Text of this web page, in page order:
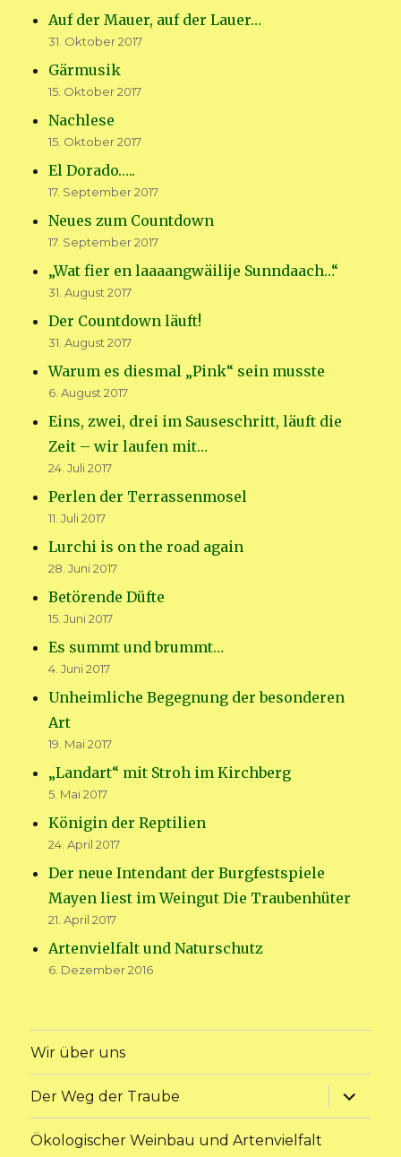
Auf der Mauer, auf der Lauer…
31. Oktober 2017
Gärmusik
15. Oktober 2017
Nachlese
15. Oktober 2017
El Dorado…..
17. September 2017
Neues zum Countdown
17. September 2017
„Wat fier en laaaangwäilije Sunndaach…“
31. August 2017
Der Countdown läuft!
31. August 2017
Warum es diesmal „Pink“ sein musste
6. August 2017
Eins, zwei, drei im Sauseschritt, läuft die
Zeit – wir laufen mit…
24. Juli 2017
Perlen der Terrassenmosel
11. Juli 2017
Lurchi is on the road again
28. Juni 2017
Betörende Düfte
15. Juni 2017
Es summt und brummt…
4. Juni 2017
Unheimliche Begegnung der besonderen
Art
19. Mai 2017
„Landart“ mit Stroh im Kirchberg
5. Mai 2017
Königin der Reptilien
24. April 2017
Der neue Intendant der Burgfestspiele
Mayen liest im Weingut Die Traubenhüter
21. April 2017
Artenvielfalt und Naturschutz
6. Dezember 2016
Wir über uns
Der Weg der Traube
Ökologischer Weinbau und Artenvielfalt